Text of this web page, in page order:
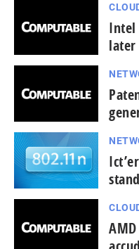
Intel
later